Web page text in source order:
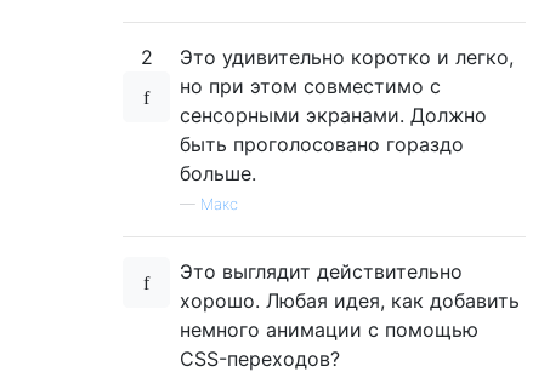
2
Это удивительно коротко и легко,
но при этом совместимо с
сенсорными экранами. Должно
быть проголосовано гораздо
больше.
— Макс
Это выглядит действительно
хорошо. Любая идея, как добавить
немного анимации с помощью
CSS-переходов?